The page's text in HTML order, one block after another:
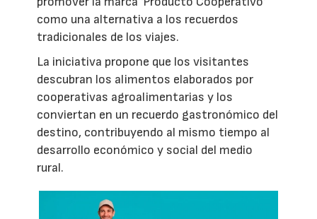
como una alternativa a los recuerdos
tradicionales de los viajes.
La iniciativa propone que los visitantes
descubran los alimentos elaborados por
cooperativas agroalimentarias y los
conviertan en un recuerdo gastronómico del
destino, contribuyendo al mismo tiempo al
desarrollo económico y social del medio
rural.